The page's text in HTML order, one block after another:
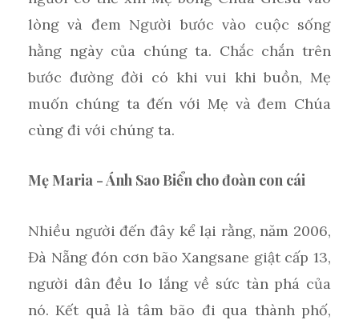
lòng và đem Người bước vào cuộc sống
hằng ngày của chúng ta. Chắc chắn trên
bước đường đời có khi vui khi buồn, Mẹ
muốn chúng ta đến với Mẹ và đem Chúa
cùng đi với chúng ta.
Mẹ Maria - Ánh Sao Biển cho đoàn con cái
Nhiều người đến đây kể lại rằng, năm 2006,
Đà Nẵng đón cơn bão Xangsane giật cấp 13,
người dân đều lo lắng về sức tàn phá của
nó. Kết quả là tâm bão đi qua thành phố,